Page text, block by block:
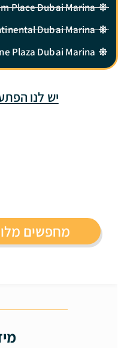
Place Dubai Marina
Dubai Marina
Plaza Dubai Marina
יש לנו
מחפשים